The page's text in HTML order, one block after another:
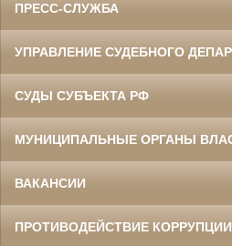
ПРЕСС-СЛУЖБА
УПРАВЛЕНИЕ СУДЕБНОГО
СУДЫ СУБЪЕКТА РФ
МУНИЦИПАЛЬНЫЕ ОРГАНЫ
ВАКАНСИИ
ПРОТИВОДЕЙСТВИЕ КОРРУПЦИИ